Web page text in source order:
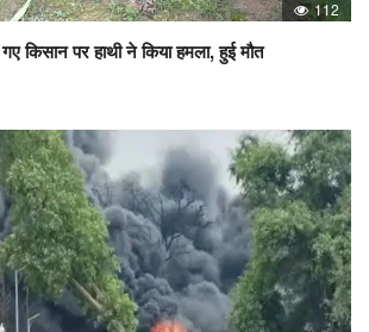
112
पर हाथी ने किया हमला, हुई मौत